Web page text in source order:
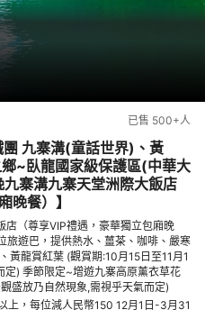
已售 500+人
團 九寨溝(童話世界)、黃
~臥龍國家級保護區(中華大
寨溝九寨天堂洲際大飯店
晚餐）】
店（尊享VIP禮遇，豪華獨立包廂晚
旅遊巴，提供熱水、薑茶、咖啡、嚴寒
黃龍賞紅葉 (觀賞期:10月15日至11月1
) 季節限定~增遊九寨高原薰衣草花
盛放乃自然現象,需視乎天氣而定)
上，每位減人民幣150 12月1日-3月31